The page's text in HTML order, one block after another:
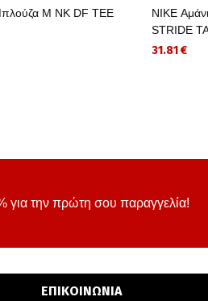
M NK DF TEE
NIKE
STRIDE
31.81 €
για την πρώτη σου παραγγελία!
ΕΠΙΚΟΙΝΩΝΙΑ